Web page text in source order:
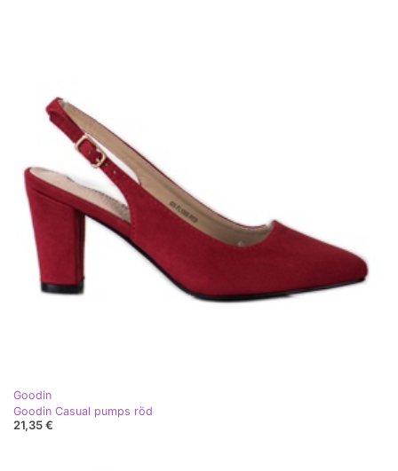
Goodin
Goodin Casual pumps röd
21,35 €